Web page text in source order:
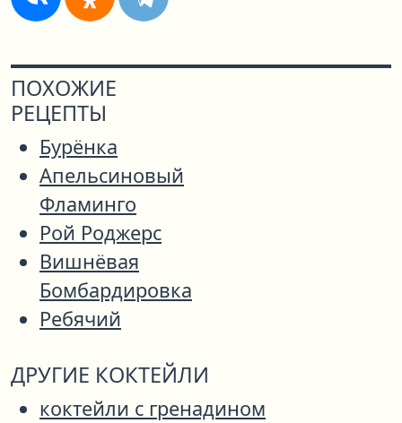
ПОХОЖИЕ
РЕЦЕПТЫ
Бурёнка
Апельсиновый
Фламинго
Рой Роджерс
Вишнёвая
Бомбардировка
Ребячий
ДРУГИЕ КОКТЕЙЛИ
коктейли с гренадином